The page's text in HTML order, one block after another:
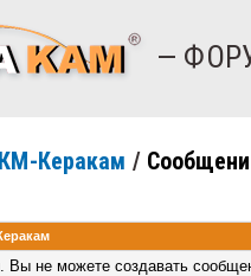
—
Керакам /
Вы не можете создавать